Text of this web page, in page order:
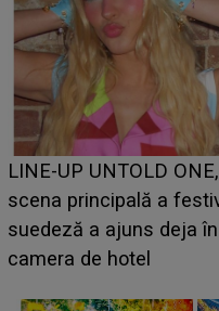
Ce a dezvăluit noua
luat prin surprindere pe
BĂIATUL VIZAT de
faptului împlinit, A